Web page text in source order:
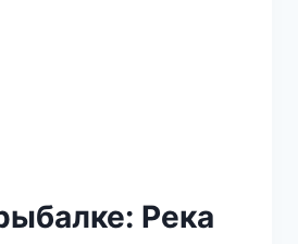
Река